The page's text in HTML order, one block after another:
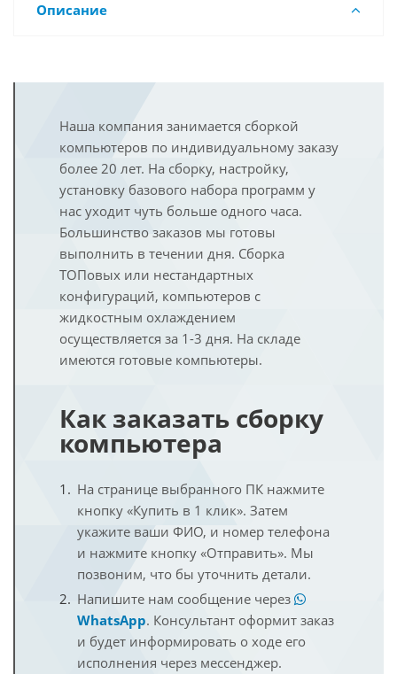
Описание
Наша компания занимается сборкой
компьютеров по индивидуальному заказу
более 20 лет. На сборку, настройку,
установку базового набора программ у
нас уходит чуть больше одного часа.
Большинство заказов мы готовы
выполнить в течении дня. Сборка
ТОПовых или нестандартных
конфигураций, компьютеров с
жидкостным охлаждением
осуществляется за 1-3 дня. На складе
имеются готовые компьютеры.
Как заказать сборку
компьютера
На странице выбранного ПК нажмите
кнопку «Купить в 1 клик». Затем
укажите ваши ФИО, и номер телефона
и нажмите кнопку «Отправить». Мы
позвоним, что бы уточнить детали.
Напишите нам сообщение через
WhatsApp. Консультант оформит заказ
и будет информировать о ходе его
исполнения через мессенджер.